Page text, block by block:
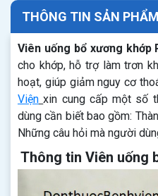
THÔNG TIN SẢN PHẨM
Viên uống bổ xương khớp
cho khớp, hỗ trợ làm trơn
hoạt, giúp giảm nguy cơ
Viện xin cung cấp một số
dùng cần biết bao gồm:
Những câu hỏi mà người
Thông tin Viên uống